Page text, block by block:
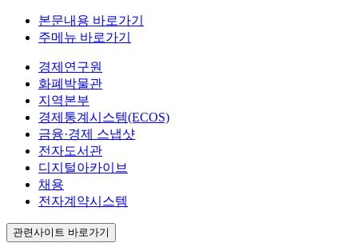
본문내용 바로가기
주메뉴 바로가기
경제연구원
화폐박물관
지역본부
경제통계시스템(ECOS)
금융·경제 스냅샷
전자도서관
디지털아카이브
채용
전자계약시스템
관련사이트 바로가기